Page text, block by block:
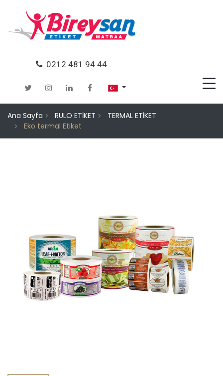
0212 481 94 44
Ana Sayfa RULO ETİKET
TERMAL ETİKET
Eko termal Etiket